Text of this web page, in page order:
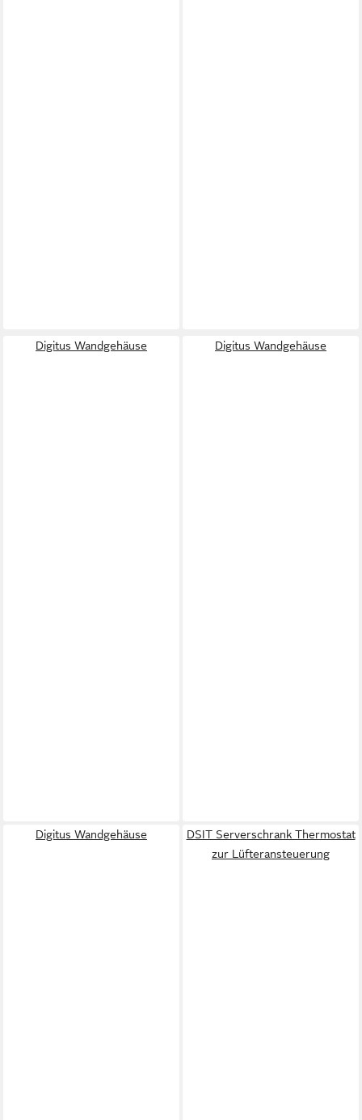
Digitus Wandgehäuse Digitus Wandgehäuse
Digitus Wandgehäuse
DSIT Serverschrank Thermostat
zur Lüfteransteuerung